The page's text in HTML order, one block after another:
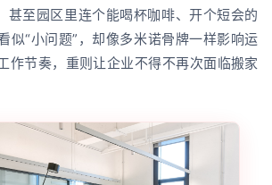
甚至园区里连个能喝杯咖啡、开个短会的
似“小问题”，却像多米诺骨牌一样影响运
作节奏，重则让企业不得不再次面临搬家